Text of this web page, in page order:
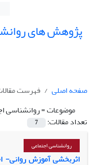
پژوهش های
صفحه اصلی
فهرست
موضوعات =روانشناسی
تعداد مقالات:
7
روانشناسی اجتماعی
اثربخشی آموزش روانی-